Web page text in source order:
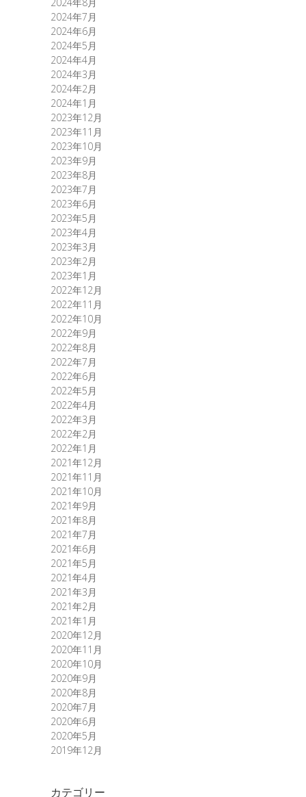
2024年7月
2024年6月
2024年5月
2024年4月
2024年3月
2024年2月
2024年1月
2023年12月
2023年11月
2023年10月
2023年9月
2023年8月
2023年7月
2023年6月
2023年5月
2023年4月
2023年3月
2023年2月
2023年1月
2022年12月
2022年11月
2022年10月
2022年9月
2022年8月
2022年7月
2022年6月
2022年5月
2022年4月
2022年3月
2022年2月
2022年1月
2021年12月
2021年11月
2021年10月
2021年9月
2021年8月
2021年7月
2021年6月
2021年5月
2021年4月
2021年3月
2021年2月
2021年1月
2020年12月
2020年11月
2020年10月
2020年9月
2020年8月
2020年7月
2020年6月
2020年5月
2019年12月
カテゴリー